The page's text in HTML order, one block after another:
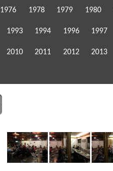
1976 1978 1979 1980
1993 1994 1996 1997
2010 2011 2012 2013